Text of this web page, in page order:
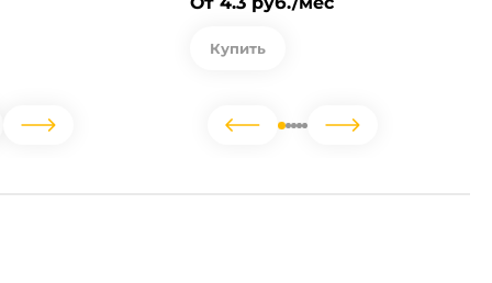
Купить